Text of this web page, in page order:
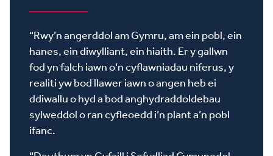
“Rwy’n angerddol am Gymru, am ein pobl, ein
hanes, ein diwylliant, ein hiaith. Er y gallwn
fod yn falch iawn o’n cyflawniadau niferus, y
realiti yw bod llawer iawn o angen heb ei
ddiwallu o hyd a bod anghydraddoldebau
sylweddol o ran cyfleoedd i’n plant a’n pobl
ifanc.